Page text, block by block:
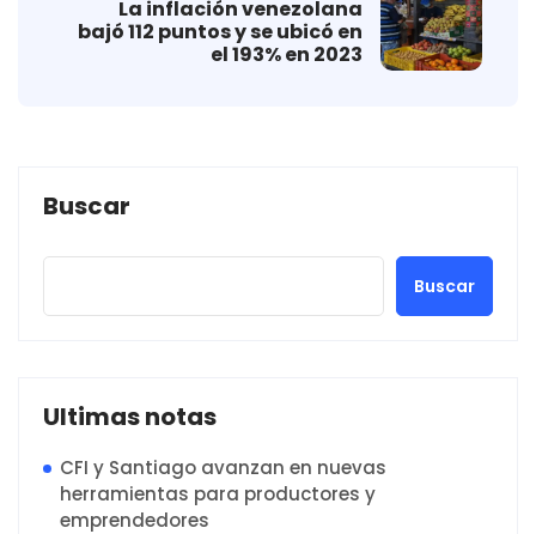
La inflación venezolana
bajó 112 puntos y se ubicó en
el 193% en 2023
Buscar
Buscar
Ultimas notas
CFI y Santiago avanzan en nuevas
herramientas para productores y
emprendedores